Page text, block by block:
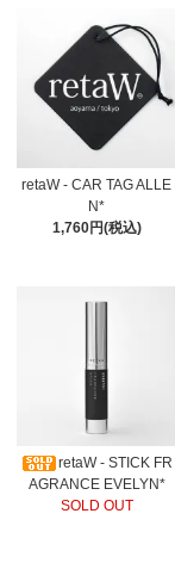
retaW - CAR TAG ALLE
N*
1,760円(税込)
retaW - STICK FR
AGRANCE EVELYN*
SOLD OUT